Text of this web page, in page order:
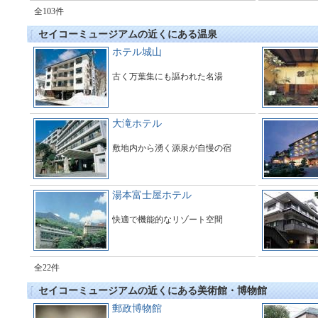
全103件
セイコーミュージアムの近くにある温泉
ホテル城山
古く万葉集にも謳われた名湯
大滝ホテル
敷地内から湧く源泉が自慢の宿
湯本富士屋ホテル
快適で機能的なリゾート空間
全22件
セイコーミュージアムの近くにある美術館・博物館
郵政博物館